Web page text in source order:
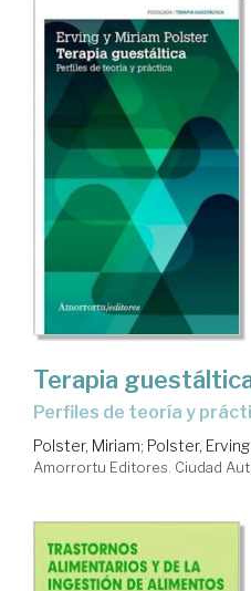
Terapia
Perfiles de teoría y
Polster, Miriam; Polster, Erving
Amorrortu Editores. Ciudad